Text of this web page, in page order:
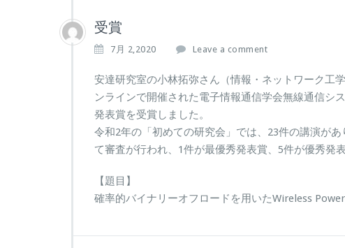
受賞
7月 2,2020 Leave a comment
安達研究室の小林拓弥さん（情報・ネットワーク工
ンラインで開催された電子情報通信学会無線通信シ
発表賞を受賞しました。
令和2年の「初めての研究会」では、23件の講演が
て審査が行われ、1件が最優秀発表賞、5件が優秀発
【題目】
確率的バイナリーオフロードを用いたWireless